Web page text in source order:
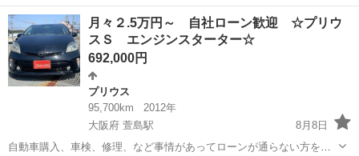
走行距離~35,645~キロ。 社外品ステアリングとマフラー。 ドライブ
レコーダー CarPlayとAndroid Auto対応。 WORKエモーショ...
沖縄 沖縄市 てだこ浦西駅 カローラフィールダー
月々２.5万円～ 自社ローン歓迎 ☆プリウ
スＳ エンジンスターター☆
692,000円
プリウス
95,700km
2012年
大阪府 萱島駅
8月8日
自動車購入、車検、修理、など事情があってローンが通らない方をバ